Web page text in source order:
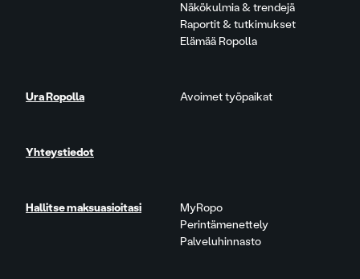
Näkökulmia & trendejä
Raportit & tutkimukset
Elämää Ropolla
Ura Ropolla Avoimet työpaikat
Yhteystiedot
Hallitse maksuasioitasi
MyRopo
Perintämenettely
Palveluhinnasto